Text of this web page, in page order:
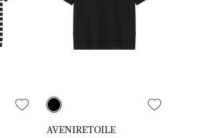
AVENIRETOILE